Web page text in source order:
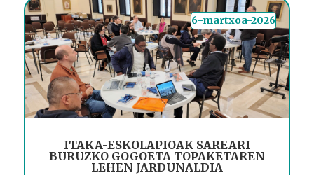
ITAKA-ESKOLAPIOAK SAREARI
BURUZKO GOGOETA TOPAKETAREN
LEHEN JARDUNALDIA
6-martxoa-2026